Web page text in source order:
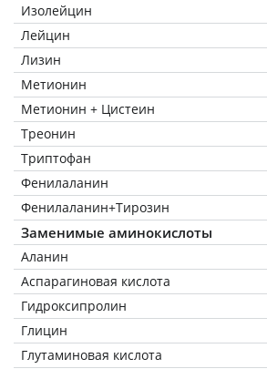
Изолейцин
Лейцин
Лизин
Метионин
Метионин + Цистеин
Треонин
Триптофан
Фенилаланин
Фенилаланин+Тирозин
Заменимые аминокислоты
Аланин
Аспарагиновая кислота
Гидроксипролин
Глицин
Глутаминовая кислота